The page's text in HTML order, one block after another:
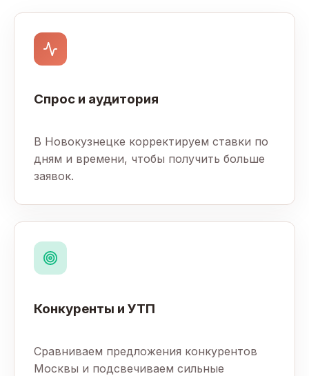
Спрос и аудитория
В Новокузнецке корректируем ставки по
дням и времени, чтобы получить больше
заявок.
Конкуренты и УТП
Сравниваем предложения конкурентов
Москвы и подсвечиваем сильные